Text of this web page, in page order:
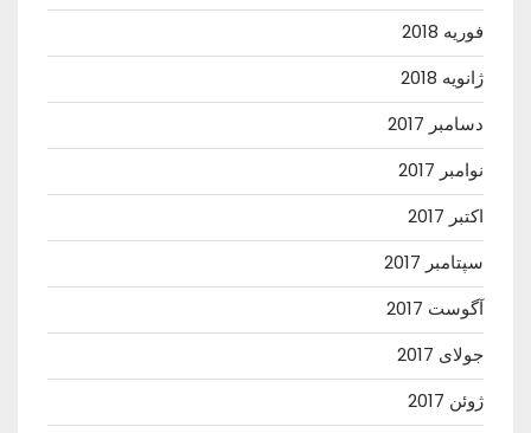
فوریه 2018
ژانویه 2018
دسامبر 2017
نوامبر 2017
اکتبر 2017
سپتامبر 2017
آگوست 2017
جولای 2017
ژوئن 2017